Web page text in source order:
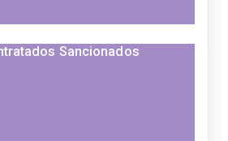
Sancionados